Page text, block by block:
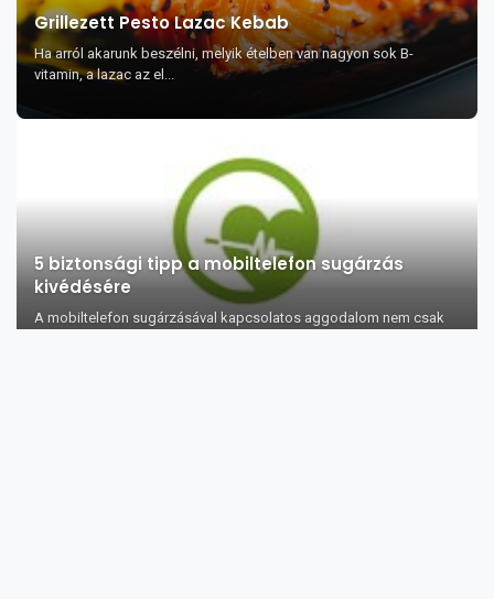
Grillezett Pesto Lazac Kebab
Ha arról akarunk beszélni, melyik ételben van nagyon sok B-
vitamin, a lazac az el...
5 biztonsági tipp a mobiltelefon sugárzás
kivédésére
A mobiltelefon sugárzásával kapcsolatos aggodalom nem csak